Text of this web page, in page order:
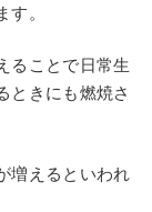
。
ることで日常生
ときにも燃焼さ
増えるといわれ